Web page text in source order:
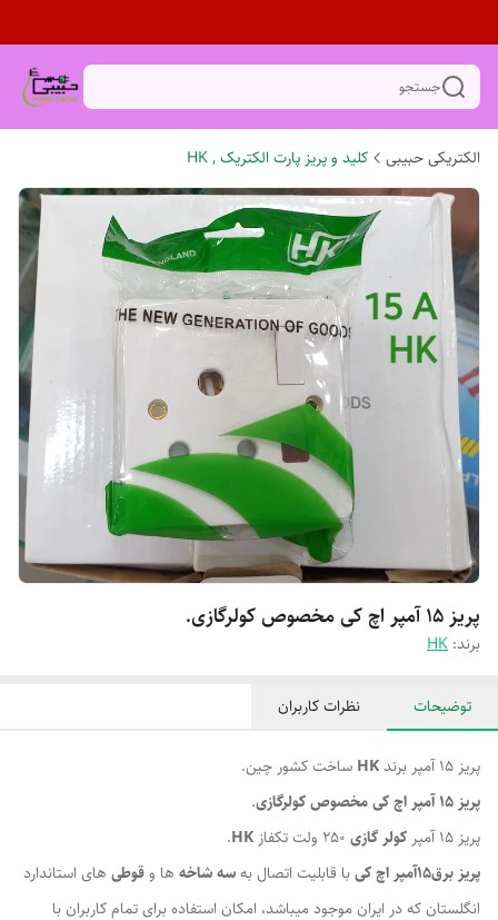
جستجو
الکتریکی حبیبی کلید و پریز پارت الکتریک , HK
پریز 15 آمپر اچ کی مخصوص کولرگازی.
برند: HK
توضیحات نظرات کاربران
پریز 15 آمپر برند HK ساخت کشور چین.
پریز 15 آمپر اچ کی مخصوص کولرگازی
.
پریز 15 آمپر
کولر گازی HK
.
پریز برق15آمپر اچ کی
با قابلیت اتصال بهسه شاخه ها وقوطی های استاندارد
انگلستان که در ایران موجود میباشد، امکان استفاده برای تمام کاربران با